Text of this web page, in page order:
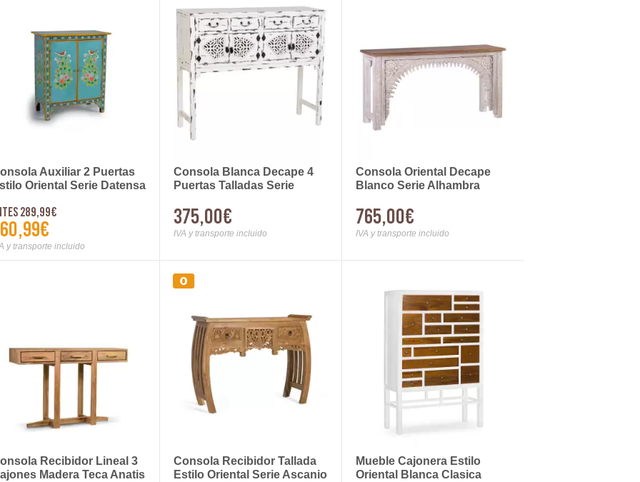
Auxiliar 2 Puertas
Oriental Serie Datensa
289,99€
y transporte incluido
Consola Blanca Decape 4
Puertas Talladas Serie
375,00€
IVA y transporte incluido
Consola Oriental Decape
Blanco Serie Alhambra
765,00€
IVA y transporte incluido
Recibidor Lineal 3
Madera Teca Anatis
Consola Recibidor Tallada
Estilo Oriental Serie Ascanio
Mueble Cajonera Estilo
Oriental Blanca Clasica